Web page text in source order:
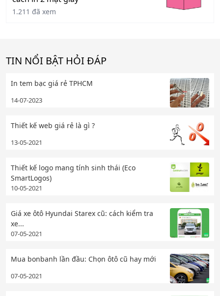
1.211 đã xem
TIN NỔI BẬT HỎI ĐÁP
In tem bạc giá rẻ TPHCM
14-07-2023
Thiết kế web giá rẻ là gì ?
13-05-2021
Thiết kế logo mang tính sinh thái (Eco
SmartLogos)
10-05-2021
Giá xe ôtô Hyundai Starex cũ: cách kiểm tra
xe...
07-05-2021
Mua bonbanh lần đầu: Chọn ôtô cũ hay mới
07-05-2021